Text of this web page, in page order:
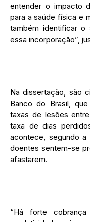
entender o impacto
para a saúde física e
também identificar o
essa incorporação”,
Na dissertação, são
Banco do Brasil,
taxas de lesões
taxa de dias
acontece, segundo a
doentes sentem-se
afastarem.
“Há forte